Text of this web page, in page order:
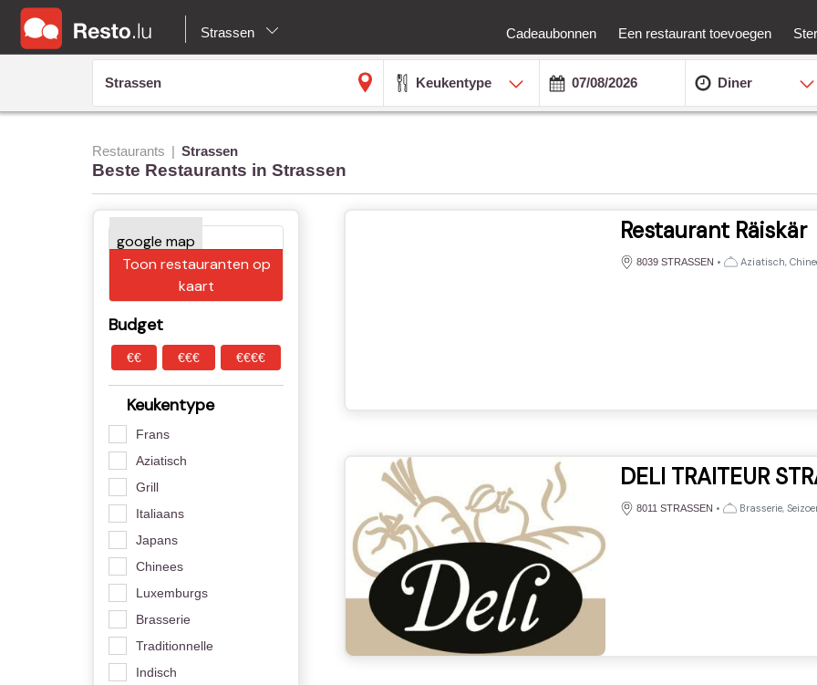
Strassen Cadeaubonnen Een restaurant toevoegen
Keukentype Diner
Restaurants Strassen
Beste Restaurants in Strassen
Toon restauranten op
kaart
Budget
€€ €€€ €€€€
Keukentype
Frans
Aziatisch
Grill
Italiaans
Japans
Chinees
Luxemburgs
Brasserie
Traditionnelle
Indisch
Restaurant Räiskär
8039 STRASSEN • Aziatisch,
DELI TRAITEUR
8011 STRASSEN • Brasserie,